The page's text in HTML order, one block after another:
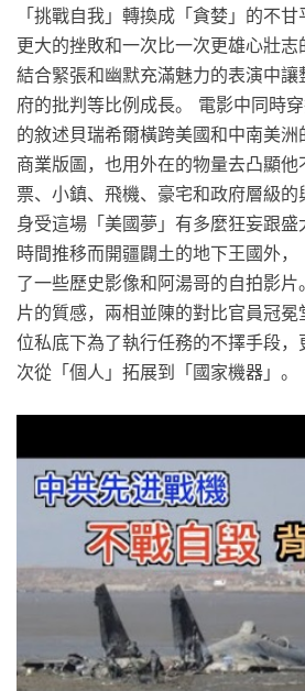
「挑戰自我」轉換成「貪婪」的不
更大的挫敗和一次比一次更雄心壯
結合緊張和幽默充滿魅力的表演中
府的批判等比例成長。 電影中同時
的敘述貝瑞希爾橫跨美國和中南美
商業版圖，也用外在的物量去凸顯
票、小鎮、飛機、豪宅和政府層級
身受這場「美國夢」有多麼狂妄跟
時間推移而開疆闢土的地下王國外
了一些歷史影像和阿湯哥的自拍影
片的質感，兩相並陳的對比官員冠
位私底下為了執行任務的不擇手段
次從「個人」拓展到「國家機器」。